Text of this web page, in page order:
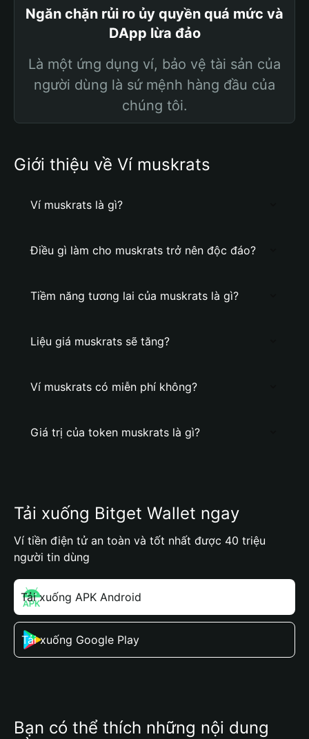
Ngăn chặn rủi ro ủy quyền quá mức và
DApp lừa đảo
Là một ứng dụng ví, bảo vệ tài sản của
người dùng là sứ mệnh hàng đầu của
chúng tôi.
Giới thiệu về Ví muskrats
Ví muskrats là gì?
Điều gì làm cho muskrats trở nên độc đáo?
Tiềm năng tương lai của muskrats là gì?
Liệu giá muskrats sẽ tăng?
Ví muskrats có miễn phí không?
Giá trị của token muskrats là gì?
Tải xuống Bitget Wallet ngay
Ví tiền điện tử an toàn và tốt nhất được 40 triệu
người tin dùng
Tải xuống APK Android
Tải xuống Google Play
Bạn có thể thích những nội dung